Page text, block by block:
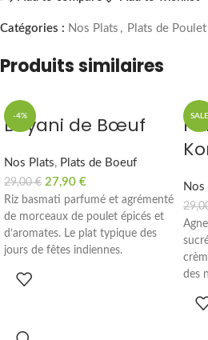
Catégories : Nos Plats , Plats de Poulet
Produits similaires
-4%
Biryani de Bœuf
Nos Plats, Plats de Boeuf
29,00€ 27,90 €
Riz basmati parfumé et agrémenté
de morceaux de poulet épicés et
d’aromates. Le plat typique des
jours de fêtes indiennes.
SALE
Nos
des